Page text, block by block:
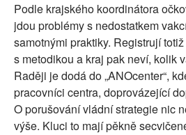
Podle krajského koordinátora
jdou problémy s nedostatkem
samotnými praktiky. Registrují
s metodikou a kraj pak neví, kolik
Raději je dodá do „ANOcenter“,
pracovníci centra, doprovázející
O porušování vládní strategie nic
výše. Kluci to mají pěkně